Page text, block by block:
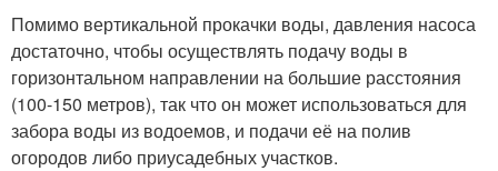
Помимо вертикальной прокачки воды, давления насоса
достаточно, чтобы осуществлять подачу воды в
горизонтальном направлении на большие расстояния
(100-150 метров), так что он может использоваться для
забора воды из водоемов, и подачи её на полив
огородов либо приусадебных участков.